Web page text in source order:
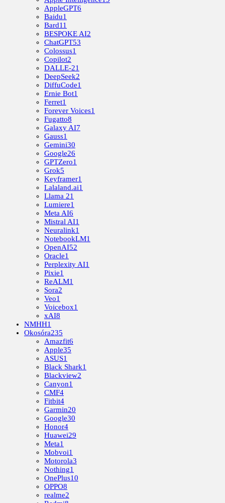
AppleGPT6
Baidu1
Bard11
BESPOKE AI2
ChatGPT53
Colossus1
Copilot2
DALLE-21
DeepSeek2
DiffuCode1
Ernie Bot1
Ferret1
Forever Voices1
Fugatto8
Galaxy AI7
Gauss1
Gemini30
Google26
GPTZero1
Grok5
Keyframer1
Lalaland.ai1
Llama 21
Lumiere1
Meta AI6
Mistral AI1
Neuralink1
NotebookLM1
OpenAI52
Oracle1
Perplexity AI1
Pixie1
ReALM1
Sora2
Veo1
Voicebox1
xAI8
NMHH1
Okosóra235
Amazfit6
Apple35
ASUS1
Black Shark1
Blackview2
Canyon1
CMF4
Fitbit4
Garmin20
Google30
Honor4
Huawei29
Meta1
Mobvoi1
Motorola3
Nothing1
OnePlus10
OPPO8
realme2